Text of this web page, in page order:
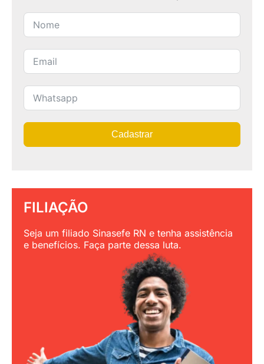
Cadastrar
FILIAÇÃO
Seja um filiado Sinasefe RN e tenha assistência
e benefícios. Faça parte dessa luta.